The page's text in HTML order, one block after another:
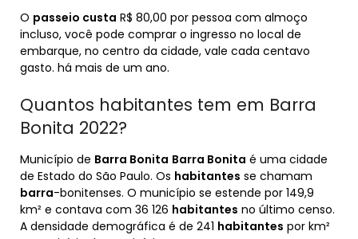
O passeio custa R$ 80,00 por pessoa com almoço
incluso, você pode comprar o ingresso no local de
embarque, no centro da cidade, vale cada centavo
gasto. há mais de um ano.
Quantos habitantes tem em Barra
Bonita 2022?
Município de Barra Bonita Barra Bonita é uma cidade
de Estado do São Paulo. Os habitantes se chamam
barra-bonitenses. O município se estende por 149,9
km² e contava com 36 126 habitantes no último censo.
A densidade demográfica é de 241 habitantes por km²